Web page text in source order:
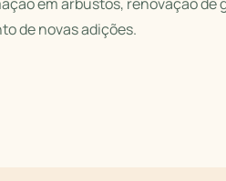
de novas adições.